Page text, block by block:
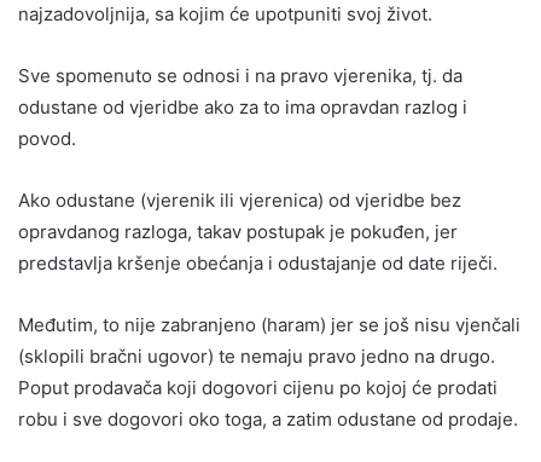
najzadovoljnija, sa kojim će upotpuniti svoj život.
Sve spomenuto se odnosi i na pravo vjerenika, tj. da
odustane od vjeridbe ako za to ima opravdan razlog i
povod.
Ako odustane (vjerenik ili vjerenica) od vjeridbe bez
opravdanog razloga, takav postupak je pokuđen, jer
predstavlja kršenje obećanja i odustajanje od date riječi.
Međutim, to nije zabranjeno (haram) jer se još nisu vjenčali
(sklopili bračni ugovor) te nemaju pravo jedno na drugo.
Poput prodavača koji dogovori cijenu po kojoj će prodati
robu i sve dogovori oko toga, a zatim odustane od prodaje.